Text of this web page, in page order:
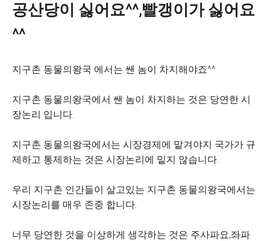
공산당이 싫어요^^,빨갱이가 싫어요
^^
지구촌 동물의왕국 에서는 쌘 놈이 차지해야죠^^
지구촌 동물의왕국에서 쌘 놈이 차지하는 것은 당연한 시
장논리 입니다.
지구촌 동물의왕국에서는 시장경제에 맡겨야지 국가가 규
제하고 통제하는 것은 시장논리에 밑지 않습니다.
우리 지구촌 인간들이 살고있는 지구촌 동물의왕국에서는
시장논리를 매우 존중 합니다.
너무 당연한 것을 이상하게 생각하는 것은 주사파요,좌파